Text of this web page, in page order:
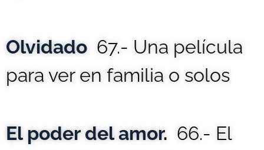
Olvidado 67.- Una película
para ver en familia o solos
El poder del amor. 66.- El